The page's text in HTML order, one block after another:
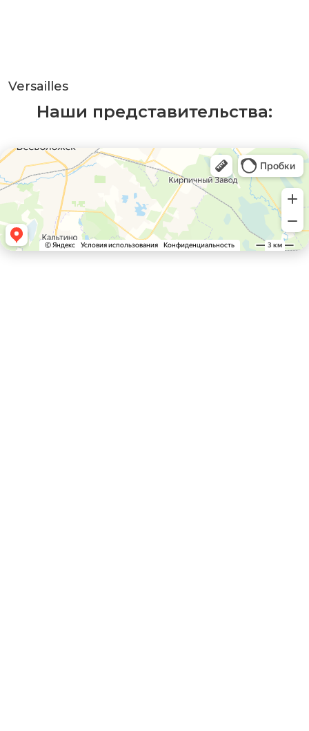
Versailles
Наши представительства: